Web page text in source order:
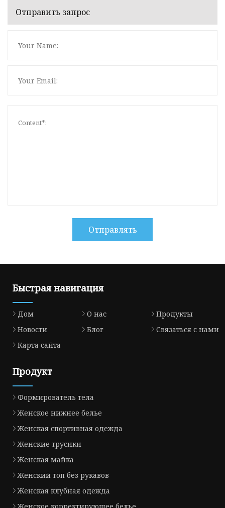
Отправить запрос
Отправлять
Быстрая навигация
Дом О нас
Продукты
Новости
Блог
Связаться с нами
Карта сайта
Продукт
Формирователь тела
Женское нижнее белье
Женская спортивная одежда
Женские трусики
Женская майка
Женский топ без рукавов
Женская клубная одежда
Женское корректирующее белье